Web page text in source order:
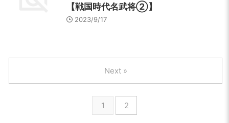
【戦国時代名武将②】
2023/9/17
1 2
Next »